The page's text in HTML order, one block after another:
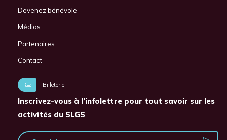
Devenez bénévole
Médias
Partenaires
Contact
Billeterie
Inscrivez-vous à l’infolettre pour tout savoir sur les
activités du SLGS